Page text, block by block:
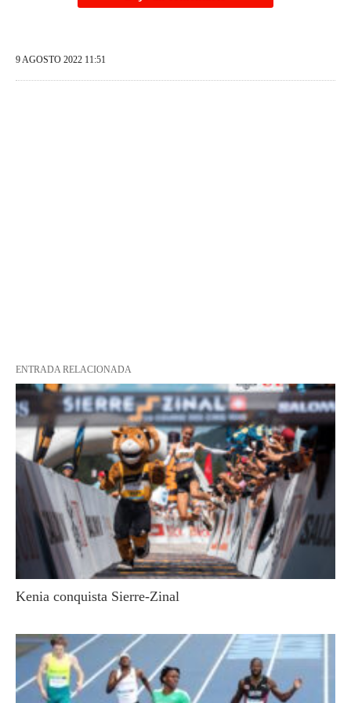
9 AGOSTO 2022 11:51
ENTRADA RELACIONADA
Kenia conquista Sierre-Zinal